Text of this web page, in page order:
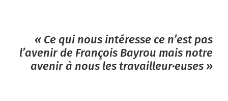
« Ce qui nous intéresse ce n’est pas
l’avenir de François Bayrou mais notre
avenir à nous les travailleur·euses »